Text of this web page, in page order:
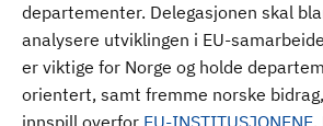
departementer. Delegasjonen skal
analysere utviklingen i EU-
er viktige for Norge og holde
orientert, samt fremme norske
innspill overfor EU-INSTITUSJONENE,